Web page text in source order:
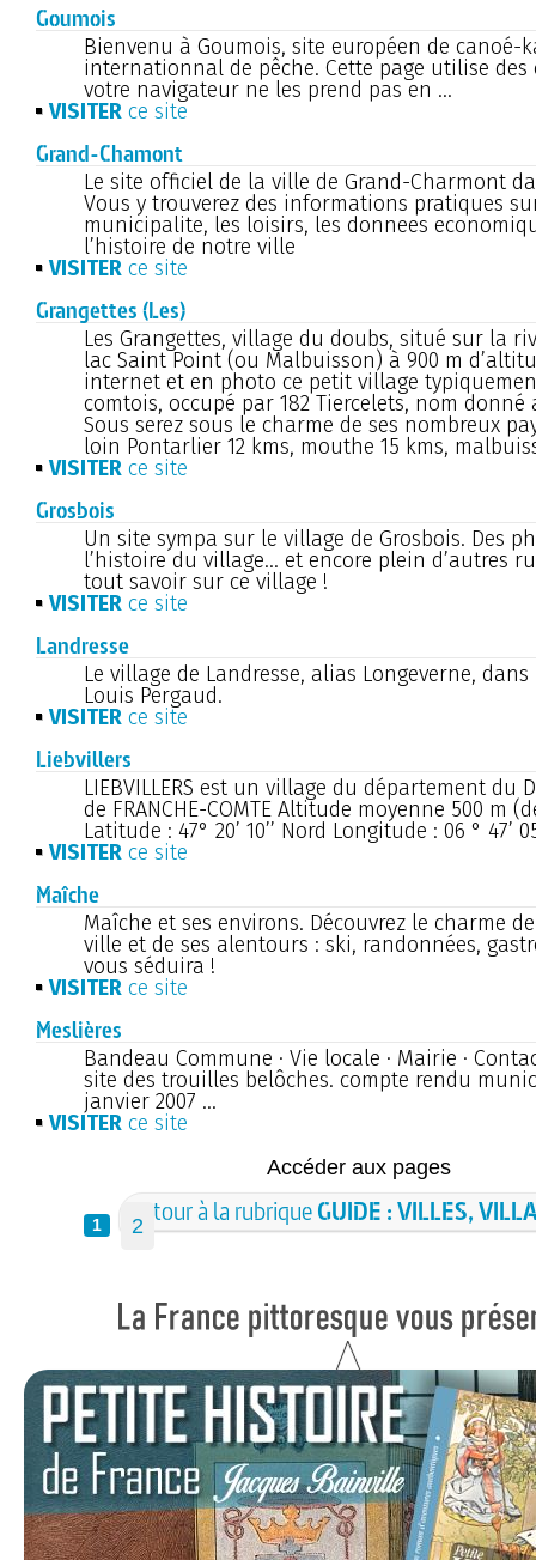
Goumois
Bienvenu à Goumois, site européen de canoé-
internationnal de pêche. Cette page utilise des
votre navigateur ne les prend pas en ...
VISITER ce site
Grand-Chamont
Le site officiel de la ville de Grand-Charmont
Vous y trouverez des informations pratiques
municipalite, les loisirs, les donnees
l’histoire de notre ville
VISITER ce site
Grangettes (Les)
Les Grangettes, village du doubs, situé sur la
lac Saint Point (ou Malbuisson) à 900 m
internet et en photo ce petit village
comtois, occupé par 182 Tiercelets, nom
Sous serez sous le charme de ses nombreux
loin Pontarlier 12 kms, mouthe 15 kms,
VISITER ce site
Grosbois
Un site sympa sur le village de Grosbois. Des
l’histoire du village... et encore plein d’autres
tout savoir sur ce village !
VISITER ce site
Landresse
Le village de Landresse, alias Longeverne, dans
Louis Pergaud.
VISITER ce site
Liebvillers
LIEBVILLERS est un village du département du
de FRANCHE-COMTE Altitude moyenne 500 m
Latitude : 47° 20’ 10’’ Nord Longitude : 06 ° 47’
VISITER ce site
Maîche
Maîche et ses environs. Découvrez le charme
ville et de ses alentours : ski, randonnées,
vous séduira !
VISITER ce site
Meslières
Bandeau Commune · Vie locale · Mairie ·
site des trouilles belôches. compte rendu
janvier 2007 ...
VISITER ce site
Accéder aux pages
1 2
Retour à la rubriqueGUIDE : VILLES,